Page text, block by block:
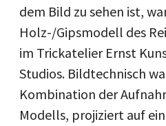
dem Bild zu sehen ist,
Holz-/Gipsmodell des
im Trickatelier Ernst
Studios. Bildtechnisch
Kombination der
Modells, projiziert auf